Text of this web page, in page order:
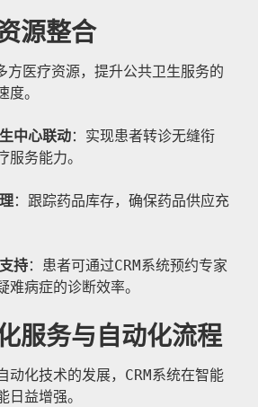
源整合
方医疗资源，提升公共卫生服务的
。
中心联动：实现患者转诊无缝衔
服务能力。
：跟踪药品库存，确保药品供应充
持：患者可通过CRM系统预约专家
难病症的诊断效率。
服务与自动化流程
动化技术的发展，CRM系统在智能
日益增强。